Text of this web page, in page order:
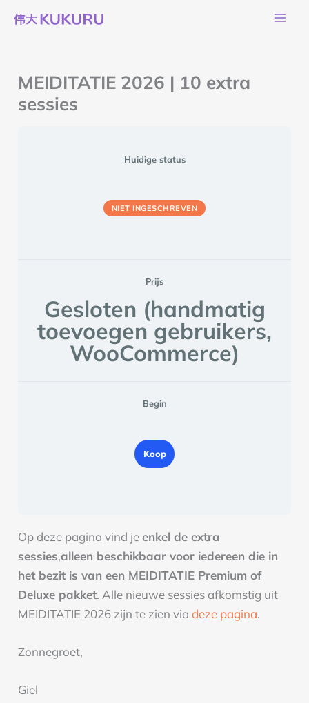
naar
MEIDITATIE 2026 | 10 extra
sessies
Huidige status
NIET INGESCHREVEN
Prijs
Gesloten (handmatig
toevoegen gebruikers,
WooCommerce)
Begin
Koop
Op deze pagina vind jeenkel de extra
sessies,alleen beschikbaar voor iedereen die in
het bezit is van een MEIDITATIE Premium of
Deluxe pakket. Alle nieuwe sessies afkomstig uit
MEIDITATIE 2026 zijn te zien viadeze pagina.
Zonnegroet,
Giel